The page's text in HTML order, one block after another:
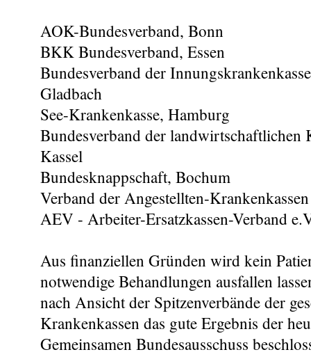
AOK-Bundesverband, Bonn
BKK Bundesverband, Essen
Bundesverband der
Gladbach
See-Krankenkasse, Hamburg
Bundesverband der landwirtschaftlichen
Kassel
Bundesknappschaft, Bochum
Verband der Angestellten-
AEV - Arbeiter-Ersatzkassen-Verband
Aus finanziellen Gründen wird kein
notwendige Behandlungen ausfallen
nach Ansicht der Spitzenverbände der
Krankenkassen das gute Ergebnis der
Gemeinsamen Bundesausschuss